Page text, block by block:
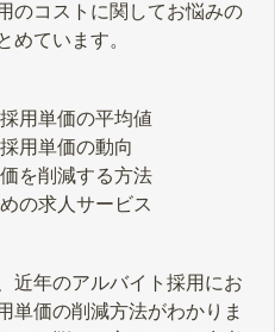
のコストに関してお悩みの
めています。
用単価の平均値
用単価の動向
を削減する方法
の求人サービス
近年のアルバイト採用にお
単価の削減方法がわかりま